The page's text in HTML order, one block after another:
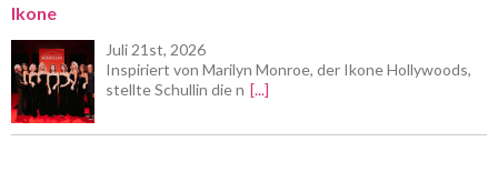
Ikone
Juli 21st, 2026
Inspiriert von Marilyn Monroe, der Ikone Hollywoods,
stellte Schullin die n [...]